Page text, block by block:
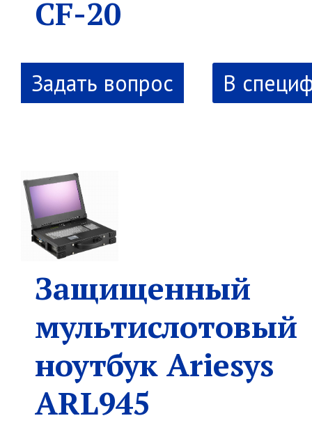
CF-20
В
Защищенный
мультислотовый
ноутбук Ariesys
ARL945